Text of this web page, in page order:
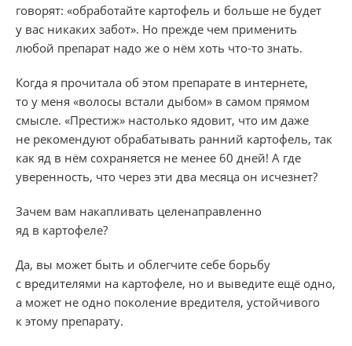
говорят: «обработайте картофель и больше не будет
у вас никаких забот». Но прежде чем применить
любой препарат надо же о нём хоть что-то знать.
Когда я прочитала об этом препарате в интернете,
то у меня «волосы встали дыбом» в самом прямом
смысле. «Престиж» настолько ядовит, что им даже
не рекомендуют обрабатывать ранний картофель, так
как яд в нём сохраняется не менее 60 дней! А где
уверенность, что через эти два месяца он исчезнет?
Зачем вам накапливать целенаправленно
яд в картофеле?
Да, вы может быть и облегчите себе борьбу
с вредителями на картофеле, но и выведите ещё одно,
а может не одно поколение вредителя, устойчивого
к этому препарату.